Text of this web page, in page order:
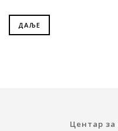
ДАЉЕ
Центар за